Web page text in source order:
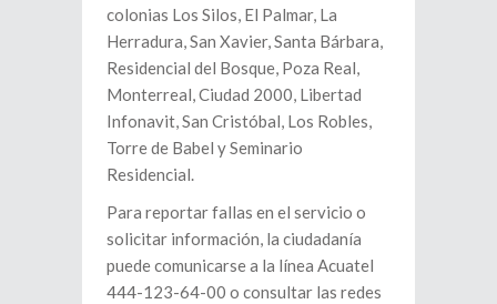
colonias Los Silos, El Palmar, La
Herradura, San Xavier, Santa Bárbara,
Residencial del Bosque, Poza Real,
Monterreal, Ciudad 2000, Libertad
Infonavit, San Cristóbal, Los Robles,
Torre de Babel y Seminario
Residencial.
Para reportar fallas en el servicio o
solicitar información, la ciudadanía
puede comunicarse a la línea Acuatel
444-123-64-00 o consultar las redes